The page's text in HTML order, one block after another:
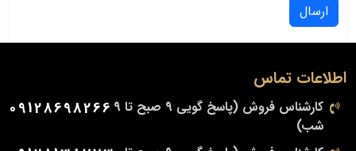
ارسال
اطلاعات تماس
کارشناس فروش (پاسخ گویی 9 صبح تا 9
شب)
09128698266